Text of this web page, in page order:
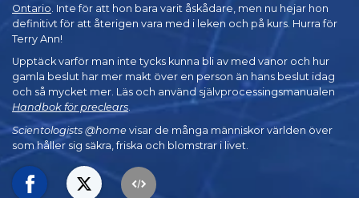
Ontario . Inte för att hon bara varit åskådare, men nu hejar hon
definitivt för att återigen vara med i leken och på kurs. Hurra för
Terry Ann!
Upptäck varför man inte tycks kunna bli av med vanor och hur
gamla beslut har mer makt över en person än hans beslut idag
och så mycket mer. Läs och använd självprocessingsmanualen
Handbok för preclears.
Scientologists @home visar de många människor världen över
som håller sig säkra, friska och blomstrar i livet.